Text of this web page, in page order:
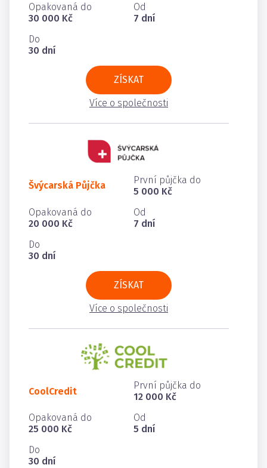
Opakovaná do
30 000 Kč
Od
7 dní
Do
30 dní
ZÍSKAT
Více o společnosti
Švýcarská Půjčka
První půjčka do
5 000 Kč
Opakovaná do
20 000 Kč
Od
7 dní
Do
30 dní
ZÍSKAT
Více o společnosti
CoolCredit
První půjčka do
12 000 Kč
Opakovaná do
25 000 Kč
Od
5 dní
Do
30 dní